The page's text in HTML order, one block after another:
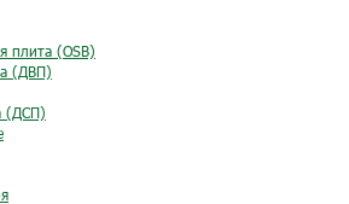
плита (OSB)
(ДВП)
(ДСП)